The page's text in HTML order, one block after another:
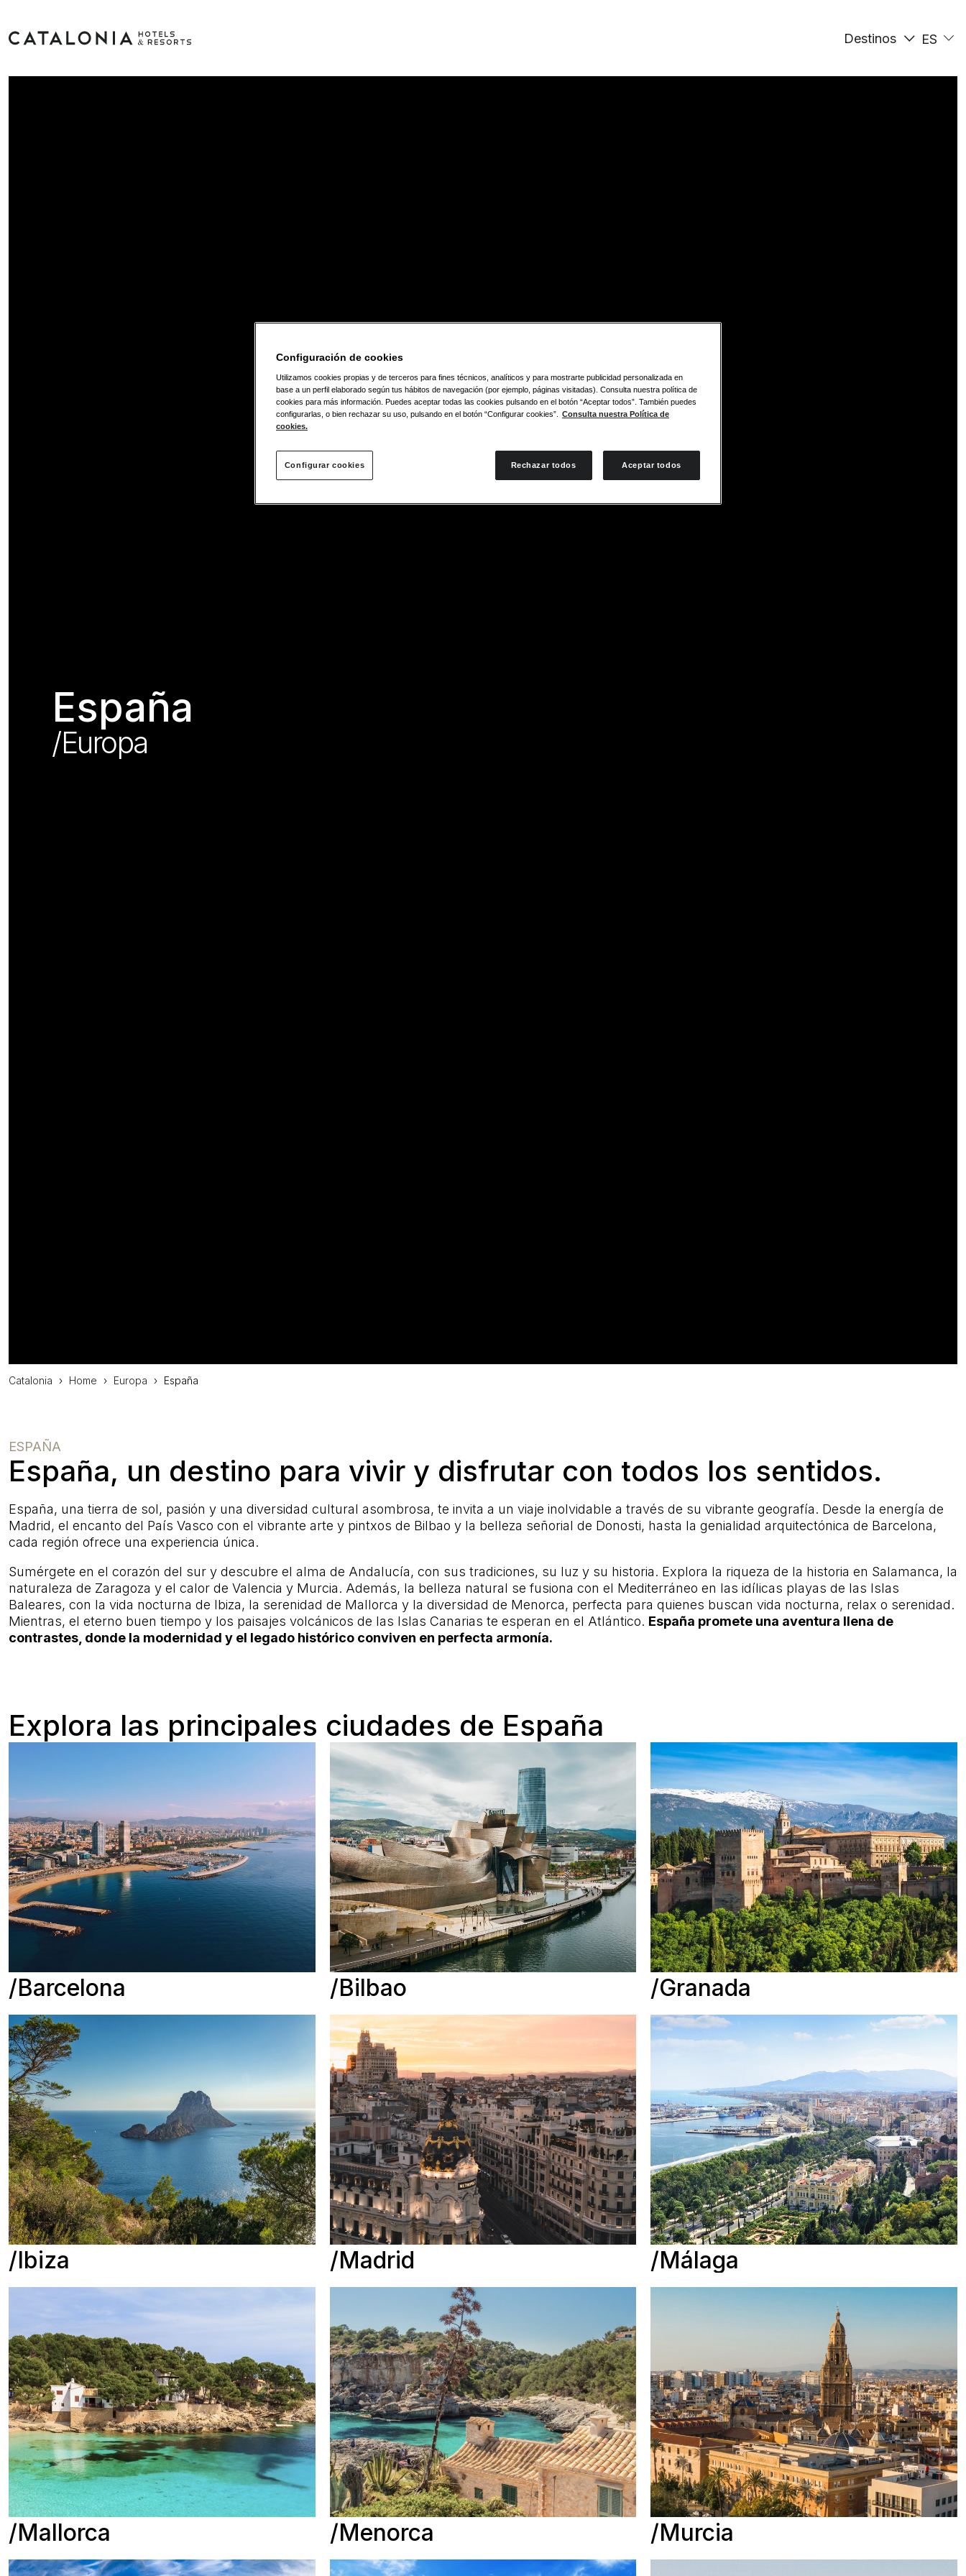
Destinos
ES
España
/Europa
Catalonia › Home › Europa › España
ESPAÑA
España, un destino para vivir y disfrutar con todos los sentidos.
España, una tierra de sol, pasión y una diversidad cultural asombrosa, te invita a un viaje inolvidable a través de su vibrante geografía. Desde la energía de
Madrid, el encanto del País Vasco con el vibrante arte y pintxos de Bilbao y la belleza señorial de Donosti, hasta la genialidad arquitectónica de Barcelona,
cada región ofrece una experiencia única.
Sumérgete en el corazón del sur y descubre el alma de Andalucía, con sus tradiciones, su luz y su historia. Explora la riqueza de la historia en Salamanca, la
naturaleza de Zaragoza y el calor de Valencia y Murcia. Además, la belleza natural se fusiona con el Mediterráneo en las idílicas playas de las Islas
Baleares, con la vida nocturna de Ibiza, la serenidad de Mallorca y la diversidad de Menorca, perfecta para quienes buscan vida nocturna, relax o serenidad.
Mientras, el eterno buen tiempo y los paisajes volcánicos de las Islas Canarias te esperan en el Atlántico. España promete una aventura llena de
contrastes, donde la modernidad y el legado histórico conviven en perfecta armonía.
Explora las principales ciudades de España
Barcelona Bilbao Granada
Ibiza Madrid Málaga
Mallorca Menorca Murcia
Configuración de cookies
Utilizamos cookies propias y de terceros para fines técnicos, analíticos y para mostrarte publicidad personalizada en
base a un perfil elaborado según tus hábitos de navegación (por ejemplo, páginas visitadas). Consulta nuestra política de
cookies para más información. Puedes aceptar todas las cookies pulsando en el botón “Aceptar todos”. También puedes
configurarlas, o bien rechazar su uso, pulsando en el botón “Configurar cookies”.
Consulta nuestra Política de
cookies.
Configurar cookies Rechazar todos Aceptar todos